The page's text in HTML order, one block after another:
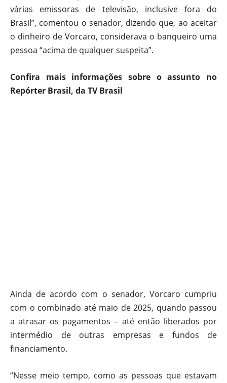
várias emissoras de televisão, inclusive fora do
Brasil”, comentou o senador, dizendo que, ao aceitar
o dinheiro de Vorcaro, considerava o banqueiro uma
pessoa “acima de qualquer suspeita”.
Confira mais informações sobre o assunto no
Repórter Brasil, da TV Brasil
Ainda de acordo com o senador, Vorcaro cumpriu
com o combinado até maio de 2025, quando passou
a atrasar os pagamentos – até então liberados por
intermédio de outras empresas e fundos de
financiamento.
“Nesse meio tempo, como as pessoas que estavam